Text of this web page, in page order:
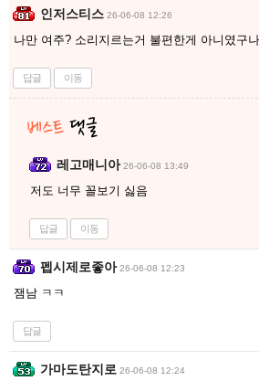
인저스티스 26-06-08 12:26
나만 여주? 소리지르는거 불편한게 아니였구
답글 이동
레고매니아 26-06-08 13:49
저도 너무 꼴보기 싫음
답글 이동
펩시제로좋아 26-06-08 12:23
잼남 ㅋㅋ
답글
가마도탄지로 26-06-08 12:24